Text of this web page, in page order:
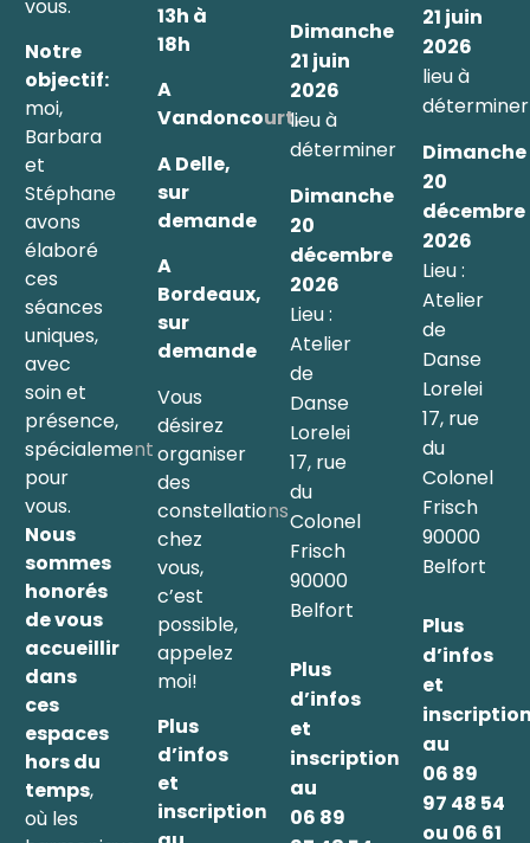
vous.
Notre
objectif:
moi,
Barbara
et
Stéphane
avons
élaboré
ces
séances
uniques,
avec
soin et
présence,
spécialement
pour
vous.
Nous
sommes
honorés
de vous
accueillir
dans
ces
espaces
hors du
temps,
où les
13h à
18h
A
Vandoncourt,
A Delle,
sur
demande
A
Bordeaux,
sur
demande
Vous
désirez
organiser
des
constellations
chez
vous,
c’est
possible,
appelez
moi!
Plus
d’infos
et
inscription
Dimanche
21 juin
2026
lieu à
déterminer
Dimanche
20
décembre
2026
Lieu :
Atelier
de
Danse
Lorelei
17, rue
du
Colonel
Frisch
90000
Belfort
Plus
d’infos
et
inscription
au
06 89
21 juin
2026
lieu à
déterminer
Dimanche
20
décembre
2026
Lieu :
Atelier
de
Danse
Lorelei
17, rue
du
Colonel
Frisch
90000
Belfort
Plus
d’infos
et
au
06 89
97 48 54
ou 06 61